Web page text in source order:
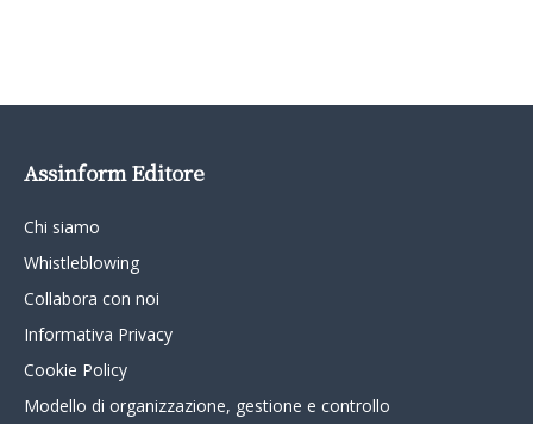
Assinform Editore
Chi siamo
Whistleblowing
Collabora con noi
Informativa Privacy
Cookie Policy
Modello di organizzazione, gestione e controllo